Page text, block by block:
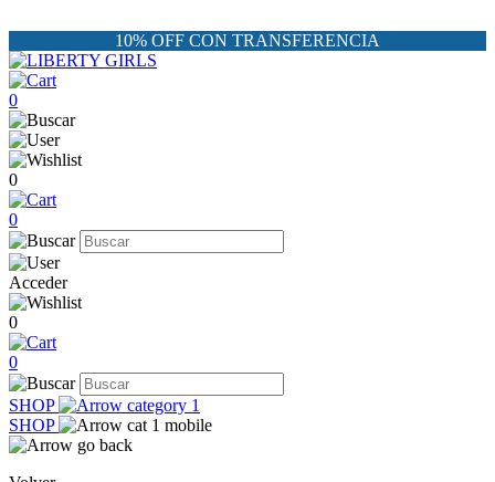
10% OFF CON TRANSFERENCIA
0
0
0
Acceder
0
0
SHOP
SHOP